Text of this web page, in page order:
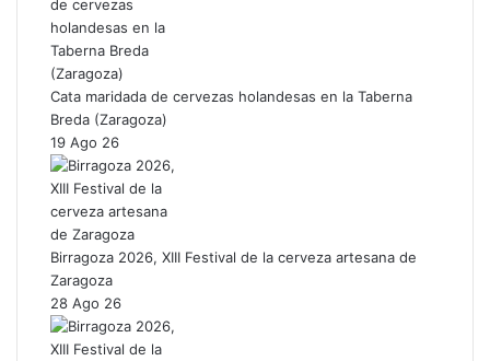
Cata maridada de cervezas holandesas en la Taberna
Breda (Zaragoza)
19 Ago 26
Birragoza 2026, XIII Festival de la cerveza artesana de
Zaragoza
28 Ago 26